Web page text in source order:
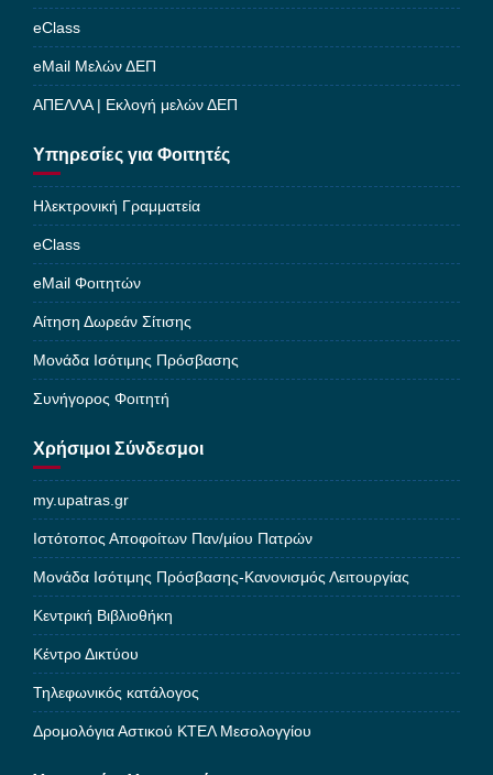
eClass
eMail Μελών ΔΕΠ
ΑΠΕΛΛΑ | Εκλογή μελών ΔΕΠ
Υπηρεσίες για Φοιτητές
Ηλεκτρονική Γραμματεία
eClass
eMail Φοιτητών
Αίτηση Δωρεάν Σίτισης
Μονάδα Ισότιμης Πρόσβασης
Συνήγορος Φοιτητή
Χρήσιμοι Σύνδεσμοι
my.upatras.gr
Ιστότοπος Αποφοίτων Παν/μίου Πατρών
Μονάδα Ισότιμης Πρόσβασης-Κανονισμός Λειτουργίας
Κεντρική Βιβλιοθήκη
Κέντρο Δικτύου
Τηλεφωνικός κατάλογος
Δρομολόγια Αστικού ΚΤΕΛ Μεσολογγίου